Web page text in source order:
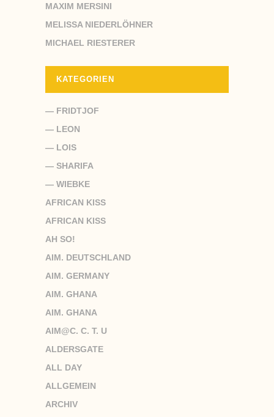
MAXIM MERSINI
MELISSA NIEDERLÖHNER
MICHAEL RIESTERER
KATEGORIEN
— FRIDTJOF
— LEON
— LOIS
— SHARIFA
— WIEBKE
AFRICAN KISS
AFRICAN KISS
AH SO!
AIM. DEUTSCHLAND
AIM. GERMANY
AIM. GHANA
AIM. GHANA
AIM@C. C. T. U
ALDERSGATE
ALL DAY
ALLGEMEIN
ARCHIV